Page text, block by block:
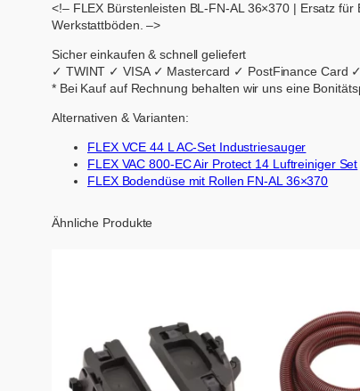
<!– FLEX Bürstenleisten BL-FN-AL 36×370 | Ersatz
Werkstattböden. –>
Sicher einkaufen & schnell geliefert
✓ TWINT ✓ VISA ✓ Mastercard ✓ PostFinance Card
* Bei Kauf auf Rechnung behalten wir uns eine
Alternativen & Varianten:
FLEX VCE 44 L AC-Set Industriesauger
FLEX VAC 800-EC Air Protect 14 Luftreiniger Set
FLEX Bodendüse mit Rollen FN-AL 36×370
Ähnliche Produkte